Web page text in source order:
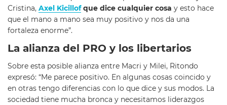
Cristina, Axel Kicillofque dice cualquier cosa y esto hace
que el mano a mano sea muy positivo y nos da una
fortaleza enorme”.
La alianza del PRO y los libertarios
Sobre esta posible alianza entre Macri y Milei, Ritondo
expresó: “Me parece positivo. En algunas cosas coincido y
en otras tengo diferencias con lo que dice y sus modos. La
sociedad tiene mucha bronca y necesitamos liderazgos